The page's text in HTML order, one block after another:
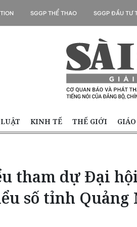
SGGP THỂ THAO SGGP ĐẦU TƯ
KINH TẾ THẾ GIỚI
tham dự Đại
số tỉnh